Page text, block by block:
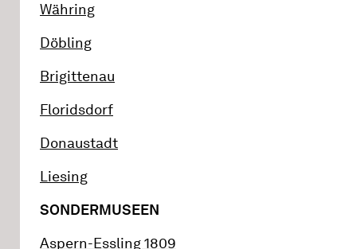
Währing
Döbling
Brigittenau
Floridsdorf
Donaustadt
Liesing
SONDERMUSEEN
Aspern-Essling 1809